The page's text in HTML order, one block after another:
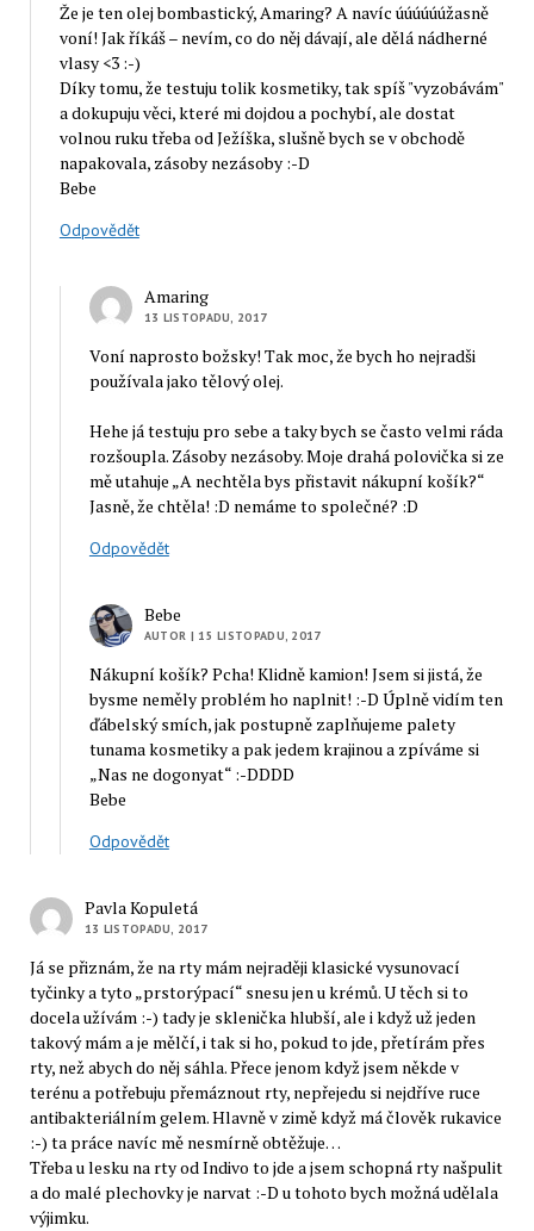
Že je ten olej bombastický, Amaring? A navíc úúúúúúžasně
voní! Jak říkáš – nevím, co do něj dávají, ale dělá nádherné
vlasy <3 :-)
Díky tomu, že testuju tolik kosmetiky, tak spíš "vyzobávám"
a dokupuju věci, které mi dojdou a pochybí, ale dostat
volnou ruku třeba od Ježíška, slušně bych se v obchodě
napakovala, zásoby nezásoby :-D
Bebe
Odpovědět
Amaring
13 LISTOPADU, 2017
Voní naprosto božsky! Tak moc, že bych ho nejradši
používala jako tělový olej.
Hehe já testuju pro sebe a taky bych se často velmi ráda
rozšoupla. Zásoby nezásoby. Moje drahá polovička si ze
mě utahuje „A nechtěla bys přistavit nákupní košík?“
Jasně, že chtěla! :D nemáme to společné? :D
Odpovědět
Bebe
AUTOR | 15 LISTOPADU, 2017
Nákupní košík? Pcha! Klidně kamion! Jsem si jistá, že
bysme neměly problém ho naplnit! :-D Úplně vidím ten
ďábelský smích, jak postupně zaplňujeme palety
tunama kosmetiky a pak jedem krajinou a zpíváme si
„Nas ne dogonyat“ :-DDDD
Bebe
Odpovědět
Pavla Kopuletá
13 LISTOPADU, 2017
Já se přiznám, že na rty mám nejraději klasické vysunovací
tyčinky a tyto „prstorýpací“ snesu jen u krémů. U těch si to
docela užívám :-) tady je sklenička hlubší, ale i když už jeden
takový mám a je mělčí, i tak si ho, pokud to jde, přetírám přes
rty, než abych do něj sáhla. Přece jenom když jsem někde v
terénu a potřebuju přemáznout rty, nepřejedu si nejdříve ruce
antibakteriálním gelem. Hlavně v zimě když má člověk rukavice
:-) ta práce navíc mě nesmírně obtěžuje…
Třeba u lesku na rty od Indivo to jde a jsem schopná rty našpulit
a do malé plechovky je narvat :-D u tohoto bych možná udělala
výjimku.